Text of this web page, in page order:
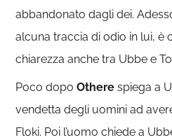
abbandonato dagli dei.
alcuna traccia di odio in lui, è
chiarezza anche tra Ubbe e
Poco dopoOtherespiega a
vendetta degli uomini ad
Floki. Poi l’uomo chiede a